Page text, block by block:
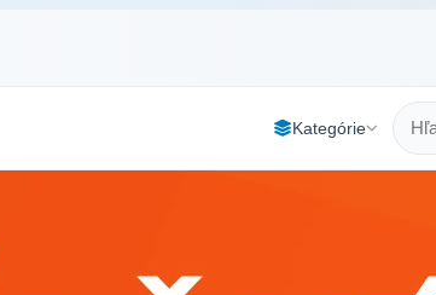
Kategórie